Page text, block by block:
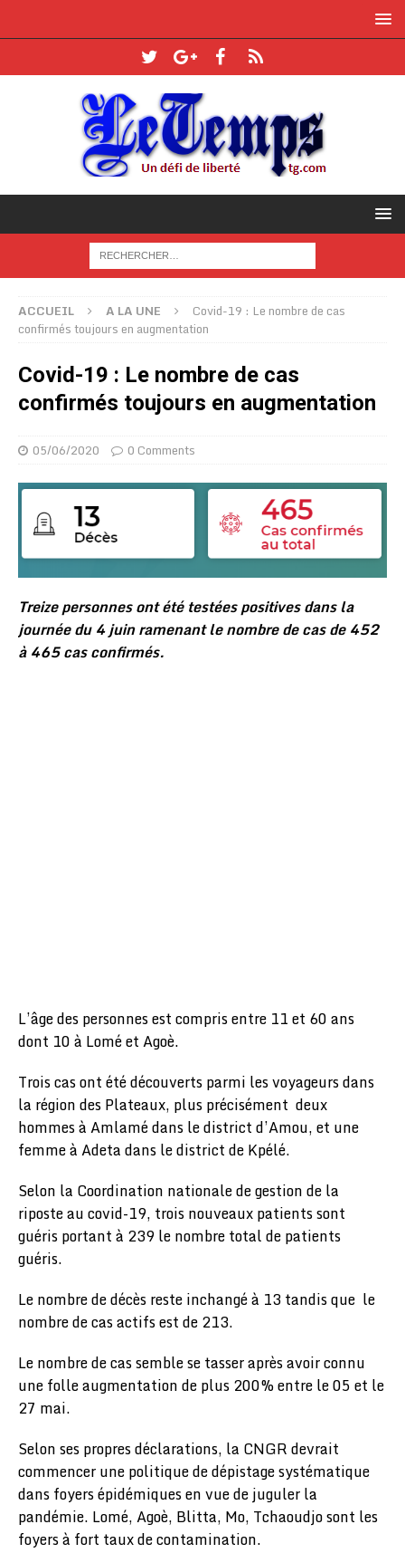
ACCUEIL A LA UNE
Covid-19 : Le nombre de cas
confirmés toujours en augmentation
Covid-19 : Le nombre de cas
confirmés toujours en augmentation
05/06/2020 0 Comments
Treize personnes ont été testées positives dans la
journée du 4 juin ramenant le nombre de cas de 452
à 465 cas confirmés.
L’âge des personnes est compris entre 11 et 60 ans
dont 10 à Lomé et Agoè.
Trois cas ont été découverts parmi les voyageurs dans
la région des Plateaux, plus précisément deux
hommes à Amlamé dans le district d’Amou, et une
femme à Adeta dans le district de Kpélé.
Selon la Coordination nationale de gestion de la
riposte au covid-19, trois nouveaux patients sont
guéris portant à 239 le nombre total de patients
guéris.
Le nombre de décès reste inchangé à 13 tandis que le
nombre de cas actifs est de 213.
Le nombre de cas semble se tasser après avoir connu
une folle augmentation de plus 200% entre le 05 et le
27 mai.
Selon ses propres déclarations, la CNGR devrait
commencer une politique de dépistage systématique
dans foyers épidémiques en vue de juguler la
pandémie. Lomé, Agoè, Blitta, Mo, Tchaoudjo sont les
foyers à fort taux de contamination.